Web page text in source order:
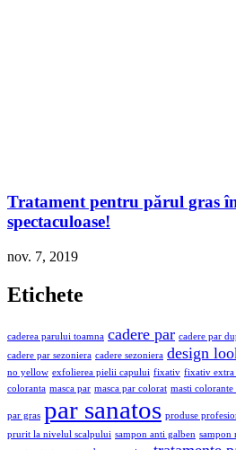
Tratament pentru părul gras
spectaculoase!
nov. 7, 2019
Etichete
caderea parului toamna cadere par cadere par
cadere par sezoniera cadere sezoniera design
no yellow exfolierea pielii capului fixativ fixativ extra
coloranta masca par masca par colorat masti
par gras par sanatos produse
prurit la nivelul scalpului sampon anti galben sampon